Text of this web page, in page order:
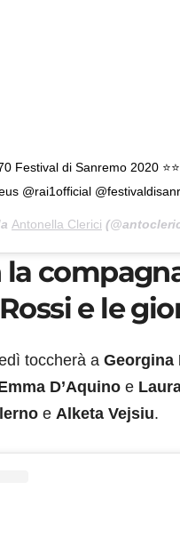
Festival di Sanremo 2020
@rai1official
Antonella Clerici
la
e le
toccherà a Georgina
D’Aquino e
e Alketa Vejsiu.